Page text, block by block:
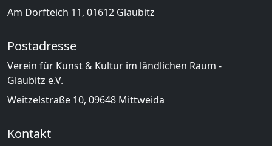
Am Dorfteich 11, 01612 Glaubitz
Postadresse
Verein für Kunst & Kultur im ländlichen Raum -
Glaubitz e.V.
Weitzelstraße 10, 09648 Mittweida
Kontakt